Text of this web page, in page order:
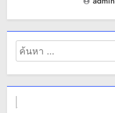
ค้นหา
สำหรับ: